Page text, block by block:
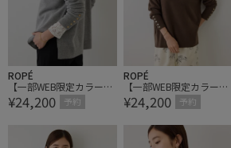
ROPÉ
【一部WEB限定カラー】
カシミヤブレンドスリー
ブ釦サイドスリットニッ
ト/イージーケア【J'aDo
Re・一部店舗限定サイ
¥24,200 予約
ROPÉ
【一部WEB限定カラー】
カシミヤブレンドスリー
ブ釦サイドスリットニッ
ト/イージーケア【J'aDo
Re・一部店舗限定サイ
¥24,200 予約